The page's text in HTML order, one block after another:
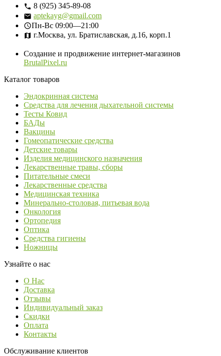
8 (925) 345-89-08
aptekayg@gmail.com
Пн-Вс 09:00—21:00
г.Москва, ул. Братиславская, д.16, корп.1
Создание и продвижение интернет-магазинов
BrutalPixel.ru
Каталог товаров
Эндокринная система
Средства для лечения дыхательной системы
Тесты Ковид
БАДы
Вакцины
Гомеопатические средства
Детские товары
Изделия медицинского назначения
Лекарственные травы, сборы
Питательные смеси
Лекарственные средства
Медицинская техника
Минерально-столовая, питьевая вода
Онкология
Ортопедия
Оптика
Средства гигиены
Ножницы
Узнайте о нас
О Нас
Доставка
Отзывы
Индивидуальный заказ
Скидки
Оплата
Контакты
Обслуживание клиентов